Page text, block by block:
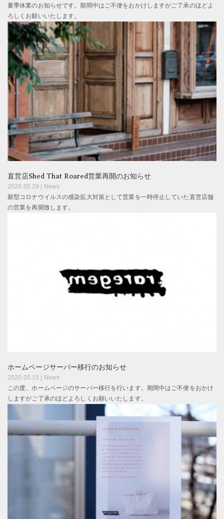
夏季休業のお知らせです。期間中はご不便をおかけしますがご了承のほどよ
ろしくお願いいたします。
直営店Shed That Roared営業再開のお知らせ
2020.05.29 | News
新型コロナウイルスの感染拡大対策として営業を一時停止していた直営店舗
の営業を再開致します。
ホームページサーバー移行のお知らせ
2020.05.15 |
News
この度、ホームページのサーバー移行を行います。期間中はご不便をおかけ
しますがご了承のほどよろしくお願いいたします。